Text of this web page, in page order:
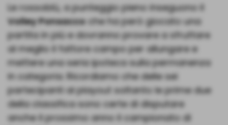
Le rossoblù, a punteggio pieno inseguono il
Volley Ponsaccoche ha però giocato una
partita in più e dovranno provare a sfruttare
al meglio il fattore campo per allungare e
mettere una seria ipoteca sulla permanenza
in categoria. Ricordiamo che delle sei
partecipanti al playout soltanto le prime due
della classifica sono certe di disputare
anche il prossimo anno il campionato di